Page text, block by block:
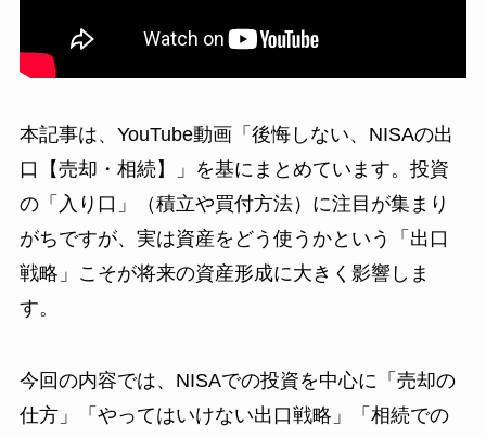
本記事は、YouTube動画「後悔しない、NISAの出
口【売却・相続】」を基にまとめています。投資
の「入り口」（積立や買付方法）に注目が集まり
がちですが、実は資産をどう使うかという「出口
戦略」こそが将来の資産形成に大きく影響しま
す。
今回の内容では、NISAでの投資を中心に「売却の
仕方」「やってはいけない出口戦略」「相続での